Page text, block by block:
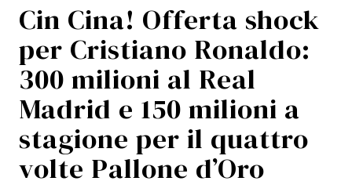
Cin Cina! Offerta shock
per Cristiano Ronaldo:
300 milioni al Real
Madrid e 150 milioni a
stagione per il quattro
volte Pallone d’Oro